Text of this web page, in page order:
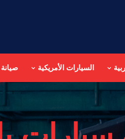
السيارات الأمريكية